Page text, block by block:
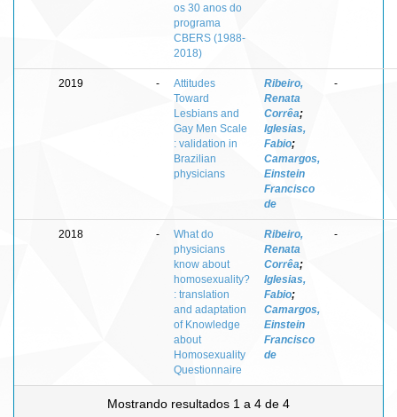
os 30 anos do
programa
CBERS (1988-
2018)
2019 -
Attitudes
Toward
Lesbians and
Gay Men Scale
: validation in
Brazilian
physicians
Ribeiro,
Renata
Corrêa;
Iglesias,
Fabio;
Camargos,
Einstein
Francisco
de
-
2018 -
What do
physicians
know about
homosexuality?
: translation
and adaptation
of Knowledge
about
Homosexuality
Questionnaire
Ribeiro,
Renata
Corrêa;
Iglesias,
Fabio;
Camargos,
Einstein
Francisco
de
-
Mostrando resultados 1 a 4 de 4